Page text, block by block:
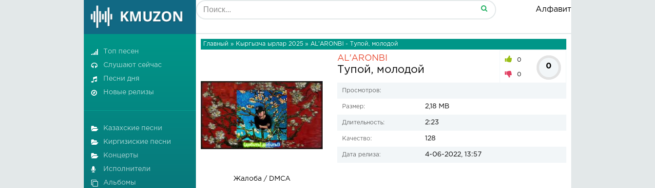
Алфавит
Главный » Кыргызча ырлар 2025 » AL'ARONBI - Тупой, молодой
Жалоба / DMCA
AL'ARONBI
Тупой, молодой
0
0
0
Просмотров:
Размер: 2,18 MB
Длительность: 2:23
Качество: 128
Дата релиза: 4-06-2022, 13:57
Топ песен
Слушают сейчас
Песни дня
Новые релизы
Казахские песни
Киргизиские песни
Концерты
Исполнители
Альбомы